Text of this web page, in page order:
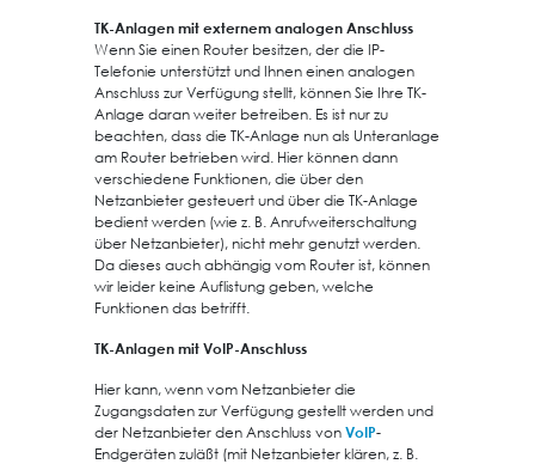
TK-Anlagen mit externem analogen Anschluss
Wenn Sie einen Router besitzen, der die IP-
Telefonie unterstützt und Ihnen einen analogen
Anschluss zur Verfügung stellt, können Sie Ihre TK-
Anlage daran weiter betreiben. Es ist nur zu
beachten, dass die TK-Anlage nun als Unteranlage
am Router betrieben wird. Hier können dann
verschiedene Funktionen, die über den
Netzanbieter gesteuert und über die TK-Anlage
bedient werden (wie z. B. Anrufweiterschaltung
über Netzanbieter), nicht mehr genutzt werden.
Da dieses auch abhängig vom Router ist, können
wir leider keine Auflistung geben, welche
Funktionen das betrifft.
TK-Anlagen mit VoIP-Anschluss
Hier kann, wenn vom Netzanbieter die
Zugangsdaten zur Verfügung gestellt werden und
der Netzanbieter den Anschluss vonVoIP-
Endgeräten zuläßt (mit Netzanbieter klären, z. B.